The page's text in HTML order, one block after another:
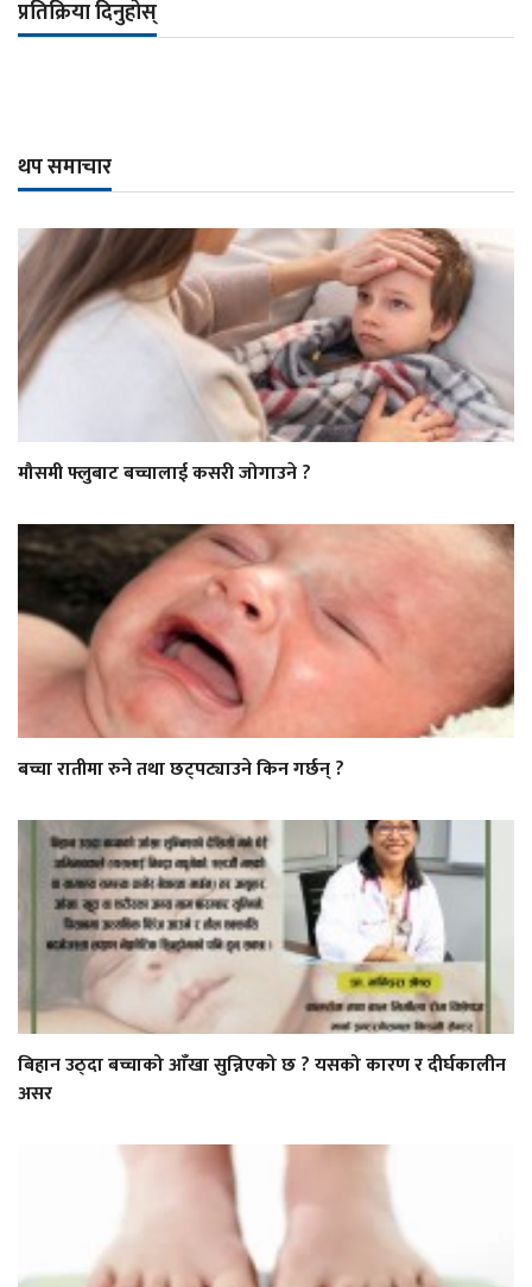
प्रतिक्रिया दिनुहोस्
थप समाचार
मौसमी फ्लुबाट बच्चालाई कसरी जोगाउने ?
बच्चा रातीमा रुने तथा छट्पट्याउने किन गर्छन् ?
बिहान उठ्दा बच्चाको आँखा सुन्निएको छ ? यसको कारण र दीर्घकालीन
असर